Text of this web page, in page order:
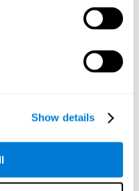
Show details
المعرفية؟
الاتصالات غير المستخدمة.
بشكل طبيعي ، فإن الدماغ لا